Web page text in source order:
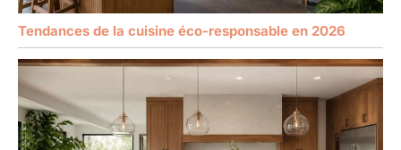
Tendances de la cuisine éco-responsable en 2026